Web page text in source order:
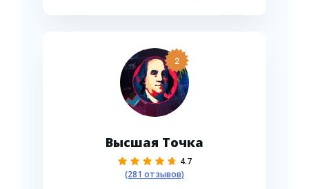
2
Высшая Точка
4.7
(281 отзывов)